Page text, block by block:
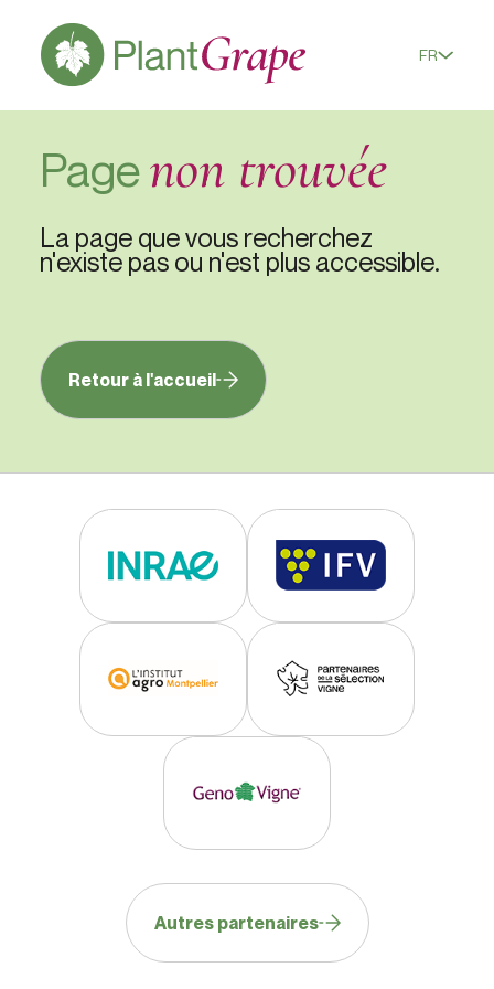
FR
Pagenon trouvée
La page que vous recherchez
n'existe pas ou n'est plus accessible.
Retour à l'accueil
Autres partenaires